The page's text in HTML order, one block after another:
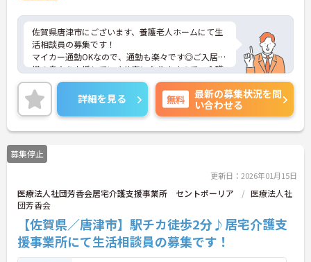
佐賀県唐津市にございます、養護老人ホームにて生
活相談員の募集です！
マイカー通勤OKなので、通勤も楽々です◎ご入居者
様の自立を支援していく仕事になりますので、介護
とは異なる業務となっています。
ご興味のある方は、マイナビ介護職までお問い合わ
せください。
詳細を見る 無料
最新の募集状況を問
い合わせる
募集停止
更新日：2026年01月15日
医療法人社団芳香会居宅介護支援事業所 セントポーリア
医療法人社
団芳香会
【佐賀県／唐津市】駅チカ徒歩2分♪居宅介護支
援事業所にて生活相談員の募集です！